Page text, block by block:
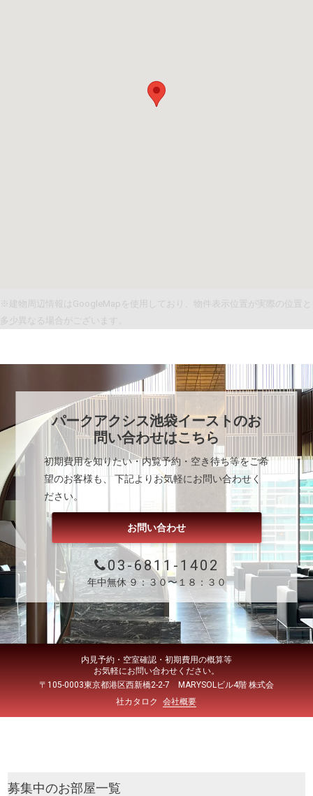
※建物周辺情報はGoogleMapを使用しており、物件表示位置が実際の位置と
多少異なる場合がございます。
パークアクシス池袋イーストのお
問い合わせはこちら
初期費用を知りたい・内覧予約・空き待ち等をご希
望のお客様も、 下記よりお気軽にお問い合わせく
ださい。
お問い合わせ
03-6811-1402
年中無休 ９：３０〜１８：３０
内見予約・空室確認・初期費用の概算等
お気軽にお問い合わせください。
〒105-0003東京都港区西新橋2-2-7 MARYSOLビル4階 株式会
社カタロク
会社概要
募集中のお部屋一覧